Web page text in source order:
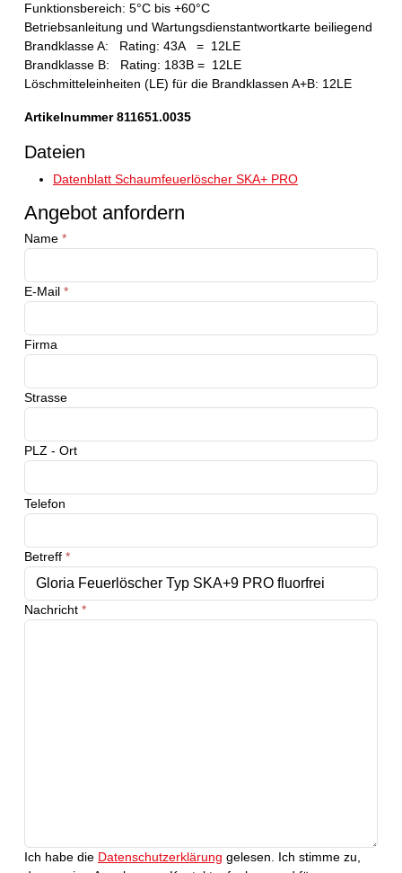
Funktionsbereich: 5°C bis +60°C
Betriebsanleitung und Wartungsdienstantwortkarte beiliegend
Brandklasse A: Rating: 43A = 12LE
Brandklasse B: Rating: 183B = 12LE
Löschmitteleinheiten (LE) für die Brandklassen A+B: 12LE
Artikelnummer 811651.0035
Dateien
Datenblatt Schaumfeuerlöscher SKA+ PRO
Angebot anfordern
Name *
E-Mail *
Firma
Strasse
PLZ - Ort
Telefon
Betreff *
Nachricht *
Ich habe die Datenschutzerklärung gelesen. Ich stimme zu,